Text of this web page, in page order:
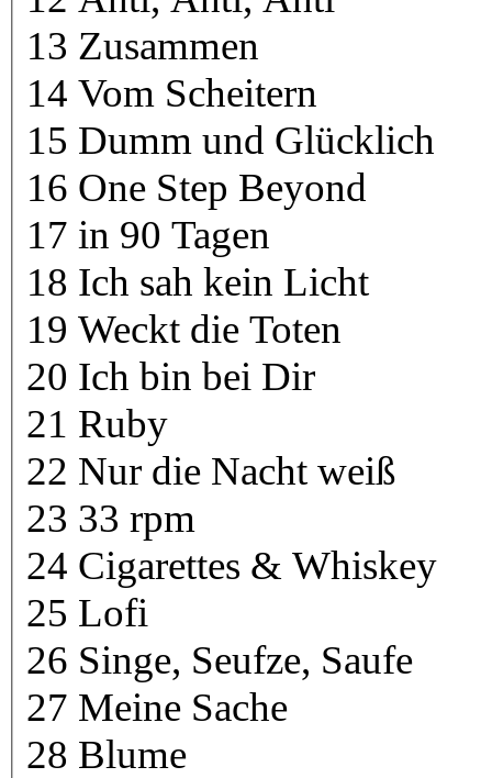
13 Zusammen
14 Vom Scheitern
15 Dumm und Glücklich
16 One Step Beyond
17 in 90 Tagen
18 Ich sah kein Licht
19 Weckt die Toten
20 Ich bin bei Dir
21 Ruby
22 Nur die Nacht weiß
23 33 rpm
24 Cigarettes & Whiskey
25 Lofi
26 Singe, Seufze, Saufe
27 Meine Sache
28 Blume